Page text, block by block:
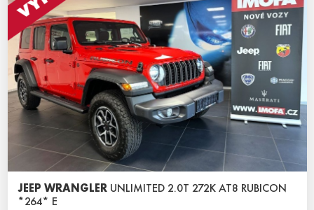
JEEP WRANGLER UNLIMITED 2.0T 272K AT8 RUBICON
*264* E